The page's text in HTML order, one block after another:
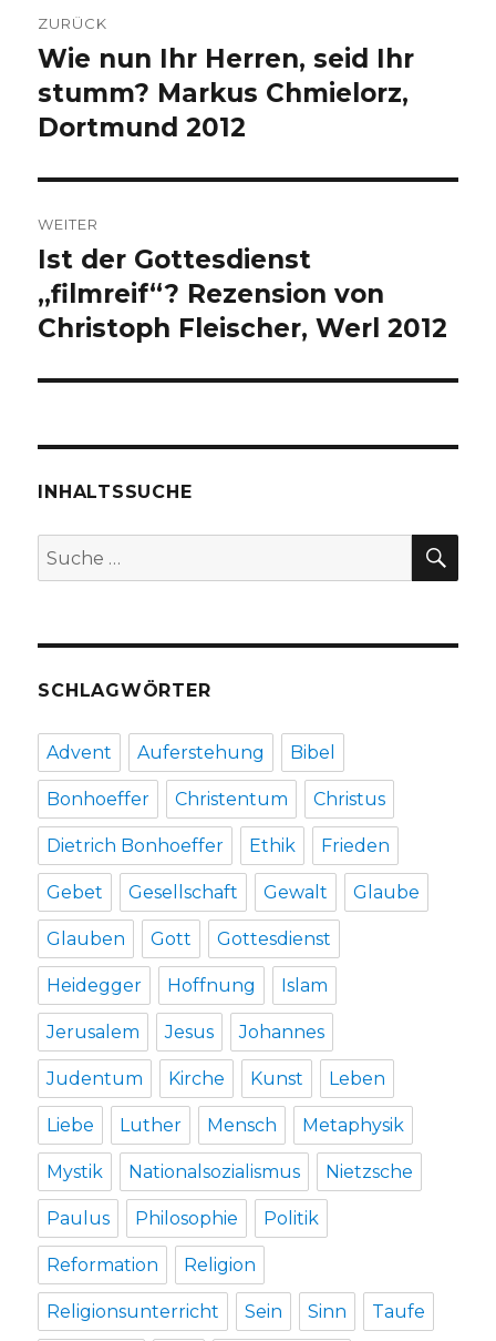
ZURÜCK
Vorheriger
Beitrag:
Wie nun Ihr Herren, seid Ihr
stumm? Markus Chmielorz,
Dortmund 2012
WEITER
Nächster
Beitrag:
Ist der Gottesdienst
„filmreif“? Rezension von
Christoph Fleischer, Werl 2012
INHALTSSUCHE
Suche
nach:
SCHLAGWÖRTER
Advent Auferstehung Bibel
Bonhoeffer Christentum Christus
Dietrich Bonhoeffer Ethik Frieden
Gebet Gesellschaft Gewalt Glaube
Glauben Gott Gottesdienst
Heidegger Hoffnung Islam
Jerusalem Jesus Johannes
Judentum Kirche Kunst Leben
Liebe Luther Mensch Metaphysik
Mystik Nationalsozialismus Nietzsche
Paulus Philosophie Politik
Reformation Religion
Religionsunterricht Sein Sinn Taufe